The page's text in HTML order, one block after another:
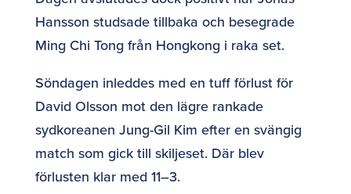
Hansson studsade tillbaka och besegrade
Ming Chi Tong från Hongkong i raka set.
Söndagen inleddes med en tuff förlust för
David Olsson mot den lägre rankade
sydkoreanen Jung-Gil Kim efter en svängig
match som gick till skiljeset. Där blev
förlusten klar med 11–3.